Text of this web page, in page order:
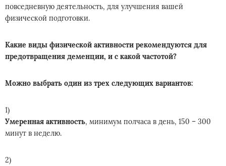
повседневную деятельность, для улучшения вашей
физической подготовки.
Какие виды физической активности рекомендуются для
предотвращения деменции, и с какой частотой?
Можно выбрать один из трех следующих вариантов:
Умеренная активность, минимум полчаса в день, 150 – 300
минут в неделю.